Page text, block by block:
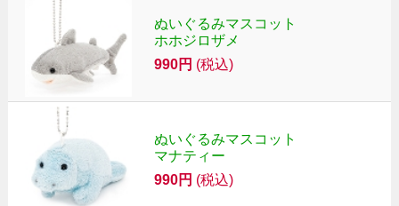
ぬいぐるみマスコット
ホホジロザメ
990円 (税込)
ぬいぐるみマスコット
マナティー
990円 (税込)